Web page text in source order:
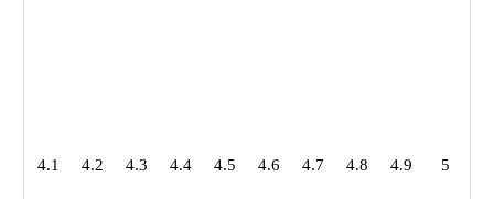
4.1 4.2 4.3 4.4 4.5 4.6 4.7 4.8 4.9 5